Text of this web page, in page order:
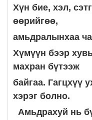
Хүн бие, хэл,
өөрийгөө,
амьдралынхаа
Хүмүүн бээр
махран бүтээж
байгаа. Гагцхүү
хэрэг болно.
Амьдрахуй нь